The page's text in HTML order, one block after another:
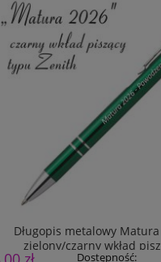
Długopis metalowy
zielony/czarny wkład
Dostępność: